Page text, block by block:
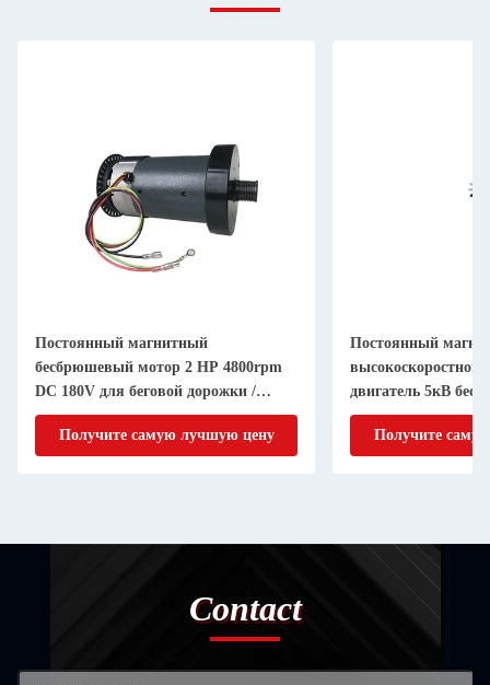
Постоянный магнитный
бесбрюшевый мотор 2 HP 4800rpm
DC 180V для беговой дорожки /
беговой машины
Получите самую лучшую цену
Постоянный
высокоскоростной
двигатель 5кВ
двигатель для
транспорта
Получите
Contact